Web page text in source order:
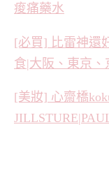
痠痛藥水
[必買] 比雷神還
食|大阪、東京、
[美妝] 心齋橋